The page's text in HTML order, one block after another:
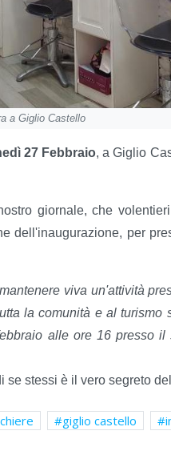
a Giglio Castello
27 Febbraio, a Giglio
giornale, che
dell'inaugurazione, per
viva un'attività
la comunità e al
alle ore 16 presso il
se stessi è il vero segreto
giglio castello